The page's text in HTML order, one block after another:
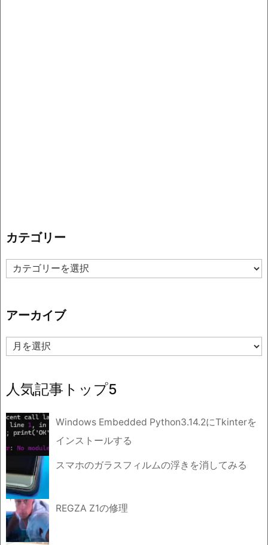
カテゴリー
カ
テ
ー
アーカイブ
ア
ー
イ
ブ
人気記事トップ5
Windows Embedded Python3.14.2にTkinterを
インストールする
スマホのガラスフィルムの浮きを消してみる
REGZA Z1の修理